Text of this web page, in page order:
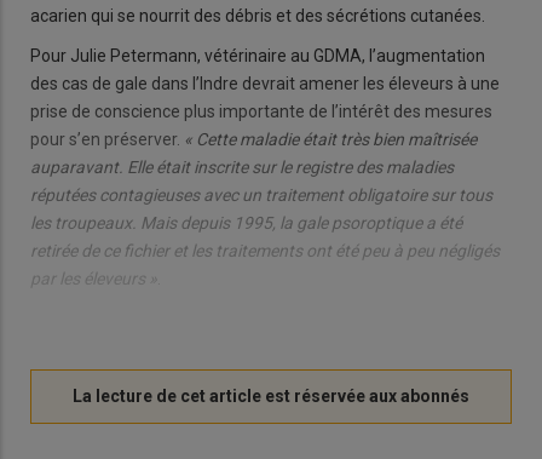
acarien qui se nourrit des débris et des sécrétions cutanées.
Pour Julie Petermann, vétérinaire au GDMA, l’augmentation
des cas de gale dans l’Indre devrait amener les éleveurs à une
prise de conscience plus importante de l’intérêt des mesures
pour s’en préserver. « Cette maladie était très bien maîtrisée
auparavant. Elle était inscrite sur le registre des maladies
réputées contagieuses avec un traitement obligatoire sur tous
les troupeaux. Mais depuis 1995, la gale psoroptique a été
retirée de ce fichier et les traitements ont été peu à peu négligés
par les éleveurs »